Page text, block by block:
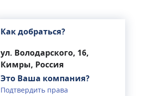
Как добраться?
ул. Володарского, 16,
Кимры, Россия
Это Ваша компания?
Подтвердить права